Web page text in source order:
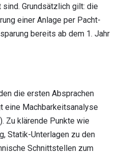
Grundsätzlich gilt: die
einer Anlage per Pacht-
bereits ab dem 1. Jahr
die ersten Absprachen
eine Machbarkeitsanalyse
Zu klärende Punkte wie
Statik-Unterlagen zu den
Schnittstellen zum